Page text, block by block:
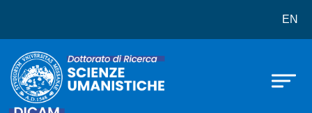
Dottorato in Scienze Umanistiche
EN